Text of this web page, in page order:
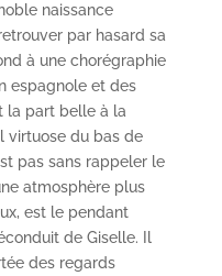
naissance
par hasard sa
à une chorégraphie
espagnole et des
la part belle à la
virtuose du bas de
pas sans rappeler le
atmosphère plus
est le pendant
de Giselle. Il
des regards